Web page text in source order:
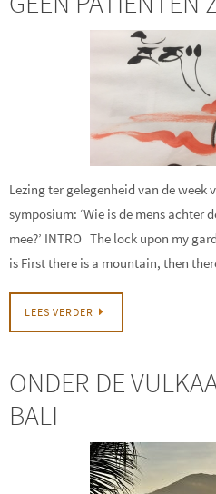
Lezing ter gelegenheid van de week
symposium: ‘Wie is de mens achter
mee?’ INTRO The lock upon my
is First there is a mountain, then
LEES VERDER
ONDER DE
BALI